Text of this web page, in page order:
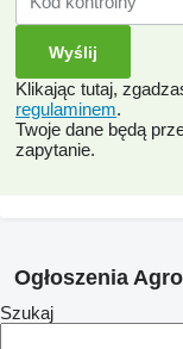
Klikając tutaj,
regulaminem.
Twoje dane będą
zapytanie.
Ogłoszenia
Szukaj